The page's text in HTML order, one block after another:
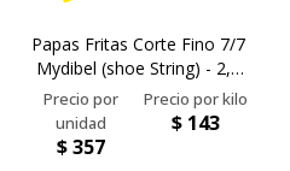
Papas Fritas Corte Fino 7/7
Mydibel (shoe String) - 2,5
Kg
$357
$ 143